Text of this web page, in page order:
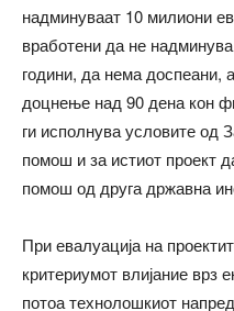
надминуваат 10 милиони
вработени да не
години, да нема доспеани,
доцнење над 90 дена кон
ги исполнува условите од
помош и за истиот проект
помош од друга државна
При евалуација на
критериумот влијание врз
потоа технолошкиот